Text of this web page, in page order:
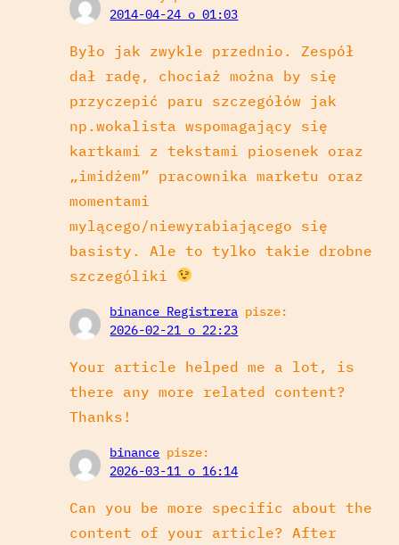
2014-04-24 o 01:03
Było jak zwykle przednio. Zespół
dał radę, chociaż można by się
przyczepić paru szczegółów jak
np.wokalista wspomagający się
kartkami z tekstami piosenek oraz
„imidżem” pracownika marketu oraz
momentami
mylącego/niewyrabiającego się
basisty. Ale to tylko takie drobne
szczególiki
binance Registrera pisze:
2026-02-21 o 22:23
Your article helped me a lot, is
there any more related content?
Thanks!
binance pisze:
2026-03-11 o 16:14
Can you be more specific about the
content of your article? After